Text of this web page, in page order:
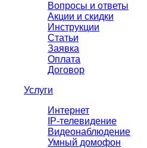
Вопросы и ответы
Акции и скидки
Инструкции
Статьи
Заявка
Оплата
Договор
Услуги
Интернет
IP-телевидение
Видеонаблюдение
Умный домофон